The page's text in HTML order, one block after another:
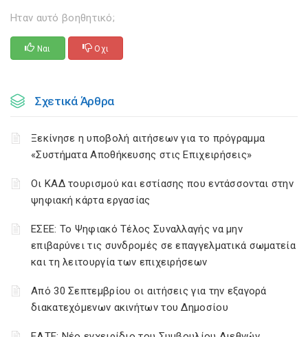
Ηταν αυτό βοηθητικό;
Ναι Οχι
Σχετικά Άρθρα
Ξεκίνησε η υποβολή αιτήσεων για το πρόγραμμα
«Συστήματα Αποθήκευσης στις Επιχειρήσεις»
Οι ΚΑΔ τουρισμού και εστίασης που εντάσσονται στην
ψηφιακή κάρτα εργασίας
ΕΣΕΕ: Το Ψηφιακό Τέλος Συναλλαγής να μην
επιβαρύνει τις συνδρομές σε επαγγελματικά σωματεία
και τη λειτουργία των επιχειρήσεων
Από 30 Σεπτεμβρίου οι αιτήσεις για την εξαγορά
διακατεχόμενων ακινήτων του Δημοσίου